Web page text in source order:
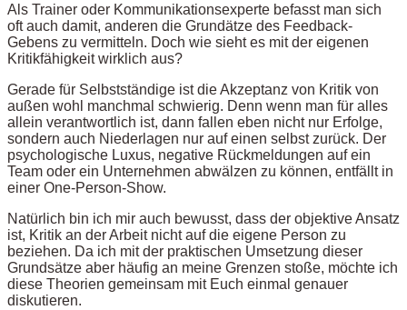
Als Trainer oder Kommunikationsexperte befasst man sich
oft auch damit, anderen die Grundätze des Feedback-
Gebens zu vermitteln. Doch wie sieht es mit der eigenen
Kritikfähigkeit wirklich aus?
Gerade für Selbstständige ist die Akzeptanz von Kritik von
außen wohl manchmal schwierig. Denn wenn man für alles
allein verantwortlich ist, dann fallen eben nicht nur Erfolge,
sondern auch Niederlagen nur auf einen selbst zurück. Der
psychologische Luxus, negative Rückmeldungen auf ein
Team oder ein Unternehmen abwälzen zu können, entfällt in
einer One-Person-Show.
Natürlich bin ich mir auch bewusst, dass der objektive Ansatz
ist, Kritik an der Arbeit nicht auf die eigene Person zu
beziehen. Da ich mit der praktischen Umsetzung dieser
Grundsätze aber häufig an meine Grenzen stoße, möchte ich
diese Theorien gemeinsam mit Euch einmal genauer
diskutieren.